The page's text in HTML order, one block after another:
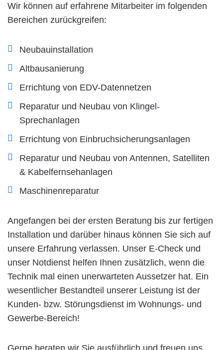
Wir können auf erfahrene Mitarbeiter im folgenden
Bereichen zurückgreifen:
Neubauinstallation
Altbausanierung
Errichtung von EDV-Datennetzen
Reparatur und Neubau von Klingel-
Sprechanlagen
Errichtung von Einbruchsicherungsanlagen
Reparatur und Neubau von Antennen, Satelliten
& Kabelfernsehanlagen
Maschinenreparatur
Angefangen bei der ersten Beratung bis zur fertigen
Installation und darüber hinaus können Sie sich auf
unsere Erfahrung verlassen. Unser E-Check und
unser Notdienst helfen Ihnen zusätzlich, wenn die
Technik mal einen unerwarteten Aussetzer hat. Ein
wesentlicher Bestandteil unserer Leistung ist der
Kunden- bzw. Störungsdienst im Wohnungs- und
Gewerbe-Bereich!
Gerne beraten wir Sie ausführlich und freuen uns